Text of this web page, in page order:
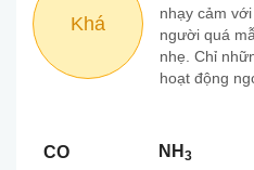
Khá
nhạy cảm
người quá
nhẹ. Chỉ
hoạt động
CO NH 3